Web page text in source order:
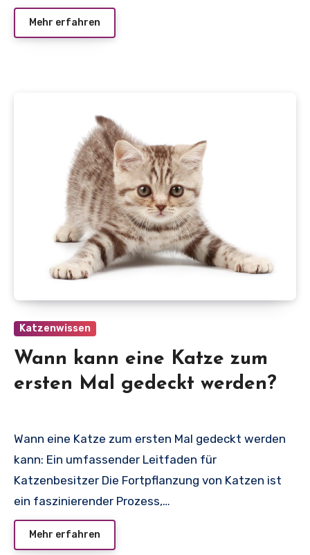
Mehr erfahren
Katzenwissen
Wann kann eine Katze zum
ersten Mal gedeckt werden?
Wann eine Katze zum ersten Mal gedeckt werden
kann: Ein umfassender Leitfaden für
Katzenbesitzer Die Fortpflanzung von Katzen ist
ein faszinierender Prozess,…
Mehr erfahren